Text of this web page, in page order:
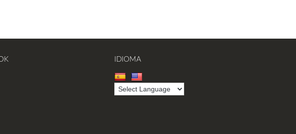
IDIOMA